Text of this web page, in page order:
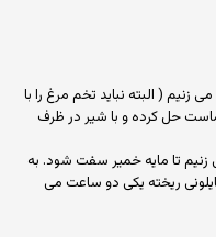
( البته نباید تخم مرغ را با
حل کرده و با شیر در ظرف
زنیم تا مایه خمیر سفت شود. به
ریخته یکی دو ساعت می